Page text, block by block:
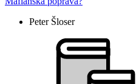
Peter Šloser